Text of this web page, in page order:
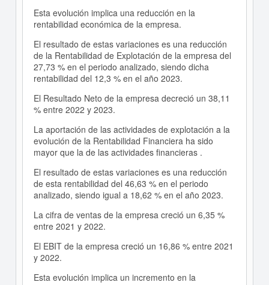
Esta evolución implica una reducción en la
rentabilidad económica de la empresa.
El resultado de estas variaciones es una reducción
de la Rentabilidad de Explotación de la empresa del
27,73 % en el periodo analizado, siendo dicha
rentabilidad del 12,3 % en el año 2023.
El Resultado Neto de la empresa decreció un 38,11
% entre 2022 y 2023.
La aportación de las actividades de explotación a la
evolución de la Rentabilidad Financiera ha sido
mayor que la de las actividades financieras .
El resultado de estas variaciones es una reducción
de esta rentabilidad del 46,63 % en el periodo
analizado, siendo igual a 18,62 % en el año 2023.
La cifra de ventas de la empresa creció un 6,35 %
entre 2021 y 2022.
El EBIT de la empresa creció un 16,86 % entre 2021
y 2022.
Esta evolución implica un incremento en la